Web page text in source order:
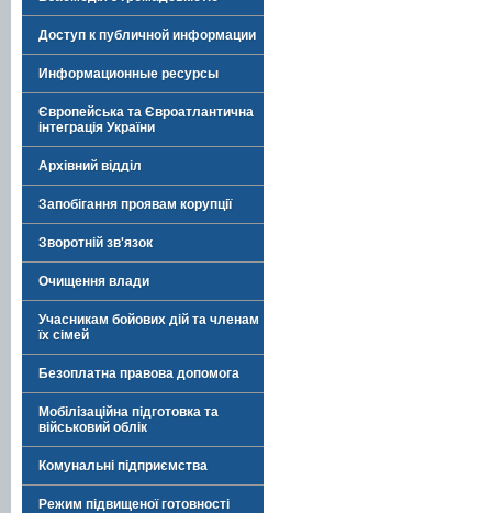
Доступ к публичной информации
Информационные ресурсы
Європейська та Євроатлантична
інтеграція України
Архівний відділ
Запобігання проявам корупції
Зворотній зв'язок
Очищення влади
Учасникам бойових дій та членам
їх сімей
Безоплатна правова допомога
Мобілізаційна підготовка та
військовий облік
Комунальні підприємства
Режим підвищеної готовності